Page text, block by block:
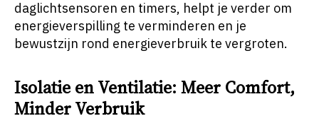
daglichtsensoren en timers, helpt je verder om
energieverspilling te verminderen en je
bewustzijn rond energieverbruik te vergroten.
Isolatie en Ventilatie: Meer Comfort,
Minder Verbruik